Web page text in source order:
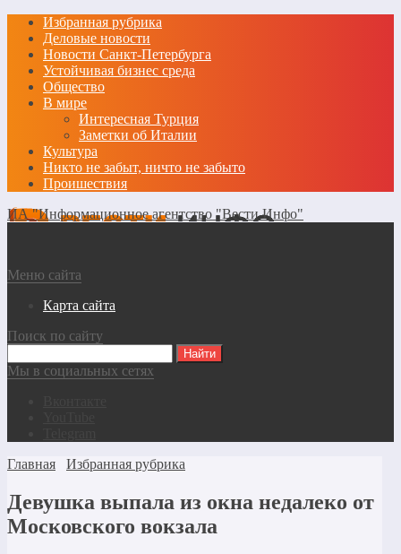
Избранная рубрика
Деловые новости
Новости Санкт-Петербурга
Устойчивая бизнес среда
Общество
В мире
Интересная Турция
Заметки об Италии
Культура
Никто не забыт, ничто не забыто
Проишествия
ИА "Информационное агентство "Вести Инфо"
Меню сайта
Карта сайта
Поиск по сайту
Мы в социальных сетях
Главная
Избранная рубрика
Девушка выпала из окна недалеко от
Московского вокзала